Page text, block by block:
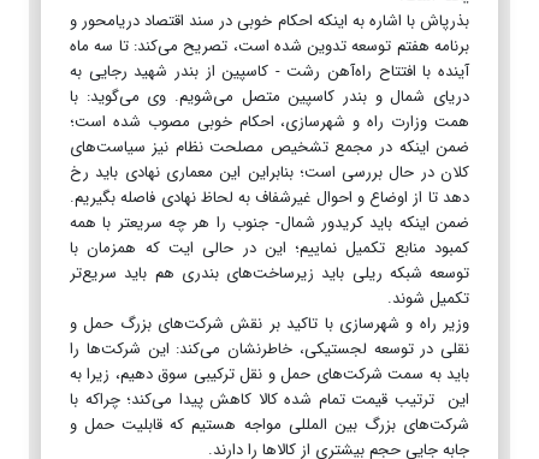
بذرپاش با اشاره به اینکه احکام خوبی در سند اقتصاد دریامحور و
برنامه هفتم توسعه تدوین شده است، تصریح می‌کند: تا سه ماه
آینده با افتتاح راه‌آهن رشت - کاسپین از بندر شهید رجایی به
دریای شمال و بندر کاسپین متصل می‌شویم. وی می‌گوید: با
همت وزارت راه و شهرسازی، احکام خوبی مصوب شده است؛
ضمن اینکه در مجمع تشخیص مصلحت نظام نیز سیاست‌های
کلان در حال بررسی است؛ بنابراین این معماری نهادی باید رخ
دهد تا از اوضاع و احوال غیرشفاف به لحاظ نهادی فاصله بگیریم.
ضمن اینکه باید کریدور شمال- جنوب را هر چه سریعتر با همه
کمبود منابع تکمیل نماییم؛ این در حالی ایت که همزمان با
توسعه شبکه ریلی باید زیرساخت‌های بندری هم باید سریع‌تر
تکمیل شوند.
وزیر راه و شهرسازی با تاکید بر نقش شرکت‌های بزرگ حمل و
نقلی در توسعه لجستیکی، خاطرنشان می‌کند: این شرکت‌ها را
باید به سمت شرکت‌های حمل و نقل ترکیبی سوق دهیم، زیرا به
این ترتیب قیمت تمام شده کالا کاهش پیدا می‌کند؛ چراکه با
شرکت‌های بزرگ بین المللی مواجه هستیم که قابلیت حمل و
جابه جایی حجم بیشتری از کالا‌ها را دارند.